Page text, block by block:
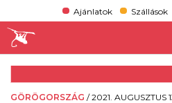
Ajánlatok Szállások
GÖRÖGORSZÁG /2021. AUGUSZTUS